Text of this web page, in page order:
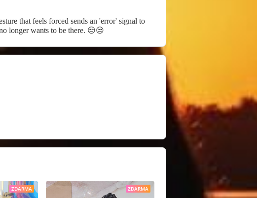
that feels forced sends an 'error' signal to
longer wants to be there. 😒😒
ZDARMA ZDARMA